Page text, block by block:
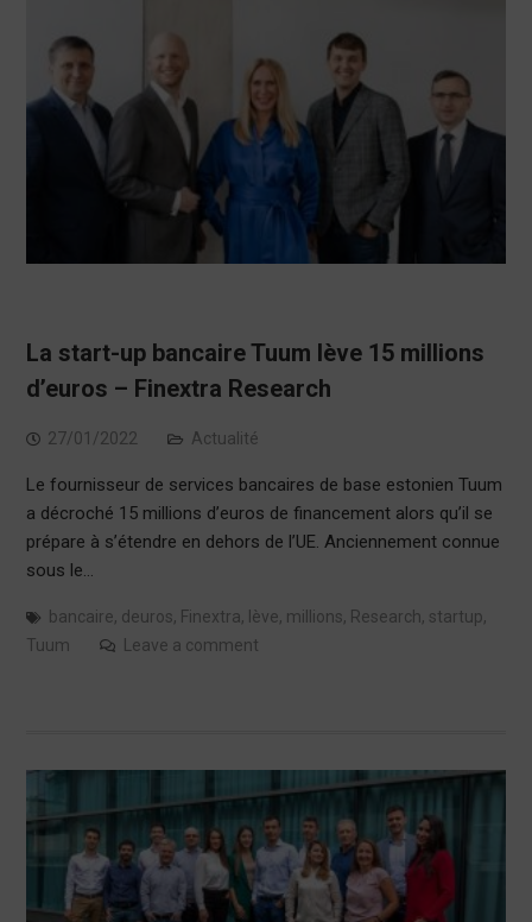
La start-up bancaire Tuum lève 15 millions
d’euros – Finextra Research
27/01/2022 Actualité
Le fournisseur de services bancaires de base estonien Tuum
a décroché 15 millions d’euros de financement alors qu’il se
prépare à s’étendre en dehors de l’UE. Anciennement connue
sous le…
bancaire, deuros, Finextra, lève, millions, Research, startup,
Tuum
Leave a comment